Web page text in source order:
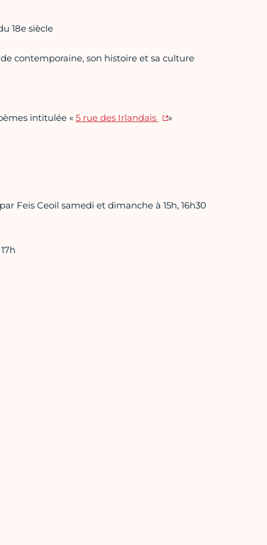
18e siècle
contemporaine, son histoire et sa culture
intitulée « 5 rue des Irlandais »
Feis Ceoil samedi et dimanche à 15h, 16h30